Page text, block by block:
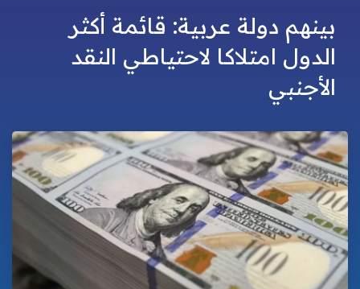
الكل
متفرقات
الأخبار العالمية الأخبار الوطنية
مجتمع مدني اقتصاد
تكنولوجيا ترفيه
صحة تحليلات
من نحن؟
فريق العمل
الميثاق التحريري
إشهار
بينهم دولة عربية: قائمة أكثر
الدول امتلاكا لاحتياطي النقد
الأجنبي